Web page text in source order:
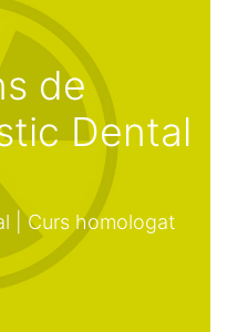
de
Dental
| Curs homologat